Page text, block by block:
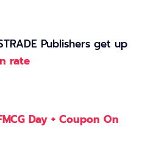
Publishers get up
rate
Day + Coupon On